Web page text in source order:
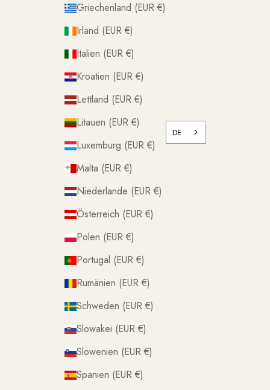
Griechenland (EUR €)
Irland (EUR €)
Italien (EUR €)
Kroatien (EUR €)
Lettland (EUR €)
Litauen (EUR €)
Luxemburg (EUR €)
Malta (EUR €)
Niederlande (EUR €)
Österreich (EUR €)
Polen (EUR €)
Portugal (EUR €)
Rumänien (EUR €)
Schweden (EUR €)
Slowakei (EUR €)
Slowenien (EUR €)
Spanien (EUR €)
DE